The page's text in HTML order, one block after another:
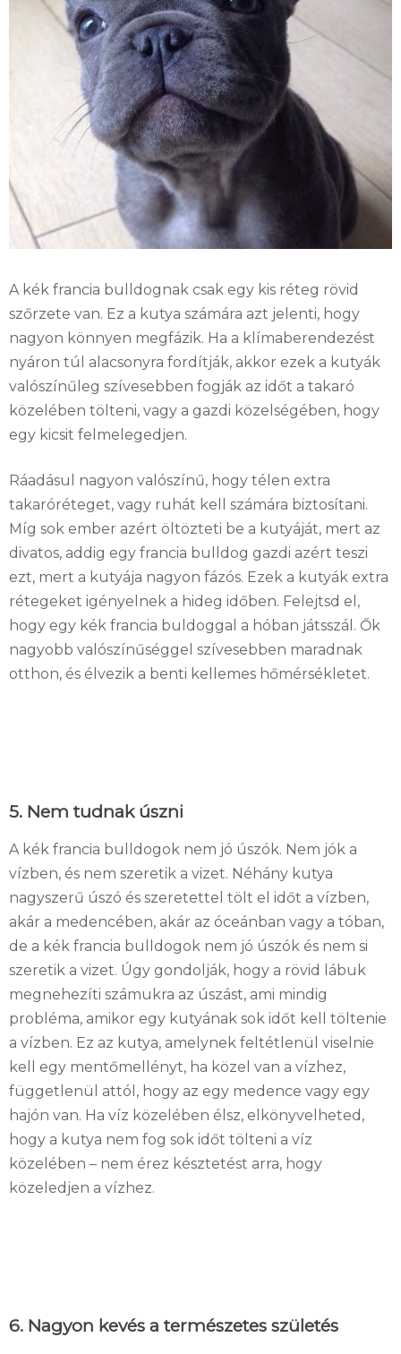
A kék francia bulldognak csak egy kis réteg rövid
szőrzete van. Ez a kutya számára azt jelenti, hogy
nagyon könnyen megfázik. Ha a klímaberendezést
nyáron túl alacsonyra fordítják, akkor ezek a kutyák
valószínűleg szívesebben fogják az időt a takaró
közelében tölteni, vagy a gazdi közelségében, hogy
egy kicsit felmelegedjen.
Ráadásul nagyon valószínű, hogy télen extra
takaróréteget, vagy ruhát kell számára biztosítani.
Míg sok ember azért öltözteti be a kutyáját, mert az
divatos, addig egy francia bulldog gazdi azért teszi
ezt, mert a kutyája nagyon fázós. Ezek a kutyák extra
rétegeket igényelnek a hideg időben. Felejtsd el,
hogy egy kék francia buldoggal a hóban játsszál. Ők
nagyobb valószínűséggel szívesebben maradnak
otthon, és élvezik a benti kellemes hőmérsékletet.
5. Nem tudnak úszni
A kék francia bulldogok nem jó úszók. Nem jók a
vízben, és nem szeretik a vizet. Néhány kutya
nagyszerű úszó és szeretettel tölt el időt a vízben,
akár a medencében, akár az óceánban vagy a tóban,
de a kék francia bulldogok nem jó úszók és nem si
szeretik a vizet. Úgy gondolják, hogy a rövid lábuk
megnehezíti számukra az úszást, ami mindig
probléma, amikor egy kutyának sok időt kell töltenie
a vízben. Ez az kutya, amelynek feltétlenül viselnie
kell egy mentőmellényt, ha közel van a vízhez,
függetlenül attól, hogy az egy medence vagy egy
hajón van. Ha víz közelében élsz, elkönyvelheted,
hogy a kutya nem fog sok időt tölteni a víz
közelében – nem érez késztetést arra, hogy
közeledjen a vízhez.
6. Nagyon kevés a természetes születés